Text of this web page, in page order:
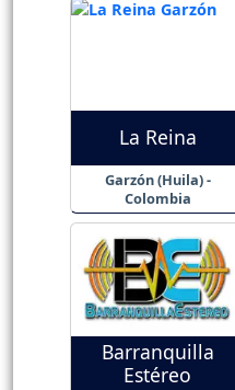
La Reina
Garzón (Huila) -
Colombia
Barranquilla
Estéreo